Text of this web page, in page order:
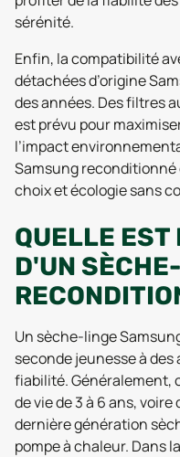
sérénité.
Enfin, la compatibilité
détachées d’origine
des années. Des filtres
est prévu pour
l’impact
Samsung
choix et écologie sans
QUELLE EST
D'UN
Un sèche-linge
seconde jeunesse à
fiabilité. Généralement,
de vie de 3 à 6 ans,
dernière génération
pompe à chaleur. Dans